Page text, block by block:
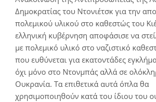
Δημοκρατίας του Ντονιέτσκ για την
πολεμικού υλικού στο καθεστώς του
ελληνική κυβέρνηση αποφάσισε να
με πολεμικό υλικό στο ναζιστικό
που ευθύνεται για εκατοντάδες
όχι μόνο στο Ντονμπάς αλλά σε
Ουκρανία. Τα επιθετικά αυτά όπλα θα
χρησιμοποιηθούν κατά του ίδιου του